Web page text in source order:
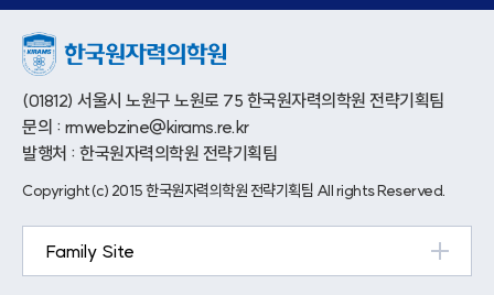
(01812) 서울시 노원구 노원로 75 한국원자력의학원 전략기획팀
문의 : rmwebzine@kirams.re.kr
발행처 : 한국원자력의학원 전략기획팀
Copyright(c) 2015 한국원자력의학원 전략기획팀 All rights Reserved.
Family Site